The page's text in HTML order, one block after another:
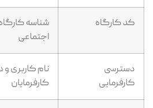
کد کارگاه
شناسه
اجتماعی
دسترسی
کارفرمایی
نام کاربری
کارفرمایان